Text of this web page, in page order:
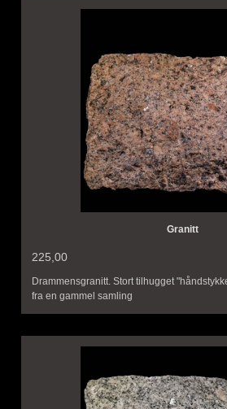
Granitt
225,00
Drammensgranitt. Stort tilhugget
fra en gammel samling